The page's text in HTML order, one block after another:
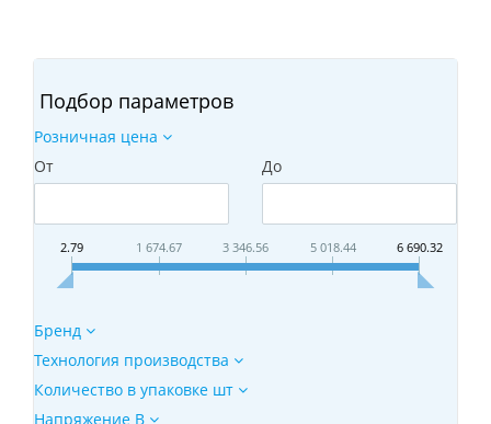
Подбор параметров
Розничная цена
От
До
2.79 1 674.67 3 346.56 5 018.44 6 690.32
Бренд
Технология производства
Количество в упаковке шт
Напряжение В